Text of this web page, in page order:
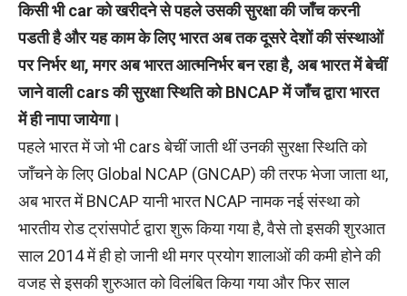
किसी भी car को खरीदने से पहले उसकी सुरक्षा की जाँच करनी
पडती है और यह काम के लिए भारत अब तक दूसरे देशों की संस्थाओं
पर निर्भर था, मगर अब भारत आत्मनिर्भर बन रहा है, अब भारत में बेचीं
जाने वाली cars की सुरक्षा स्थिति को BNCAP में जाँच द्वारा भारत
में ही नापा जायेगा।
पहले भारत में जो भी cars बेचीं जाती थीं उनकी सुरक्षा स्थिति को
जाँचने के लिए Global NCAP (GNCAP) की तरफ भेजा जाता था,
अब भारत में BNCAP यानी भारत NCAP नामक नई संस्था को
भारतीय रोड ट्रांसपोर्ट द्वारा शुरू किया गया है, वैसे तो इसकी शुरआत
साल 2014 में ही हो जानी थी मगर प्रयोग शालाओं की कमी होने की
वजह से इसकी शुरुआत को विलंबित किया गया और फिर साल